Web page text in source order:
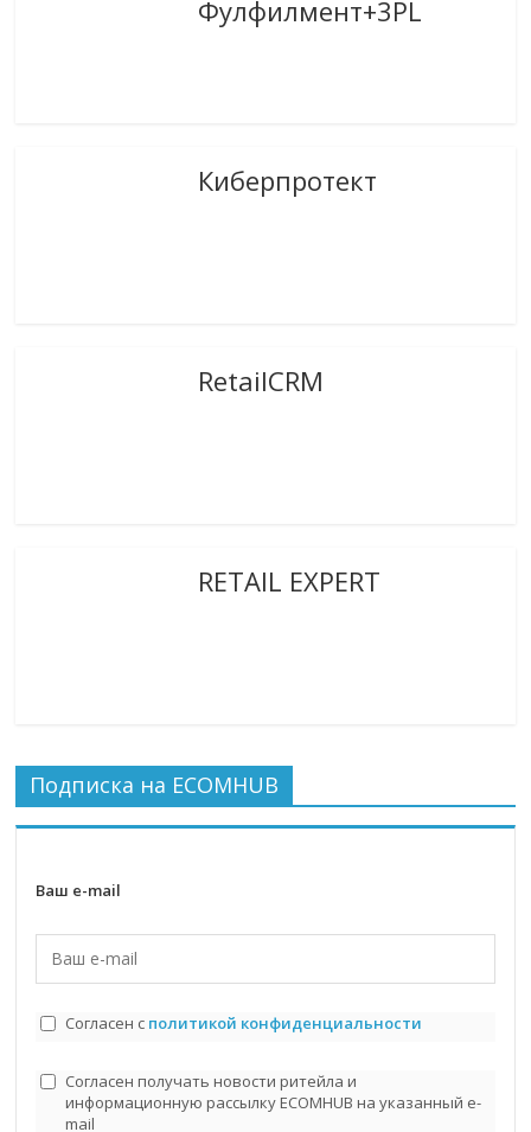
Фулфилмент+3PL
Киберпротект
RetailCRM
RETAIL EXPERT
Подписка на ECOMHUB
Ваш e-mail
Согласен с политикой конфиденциальности
Согласен получать новости ритейла и
информационную рассылку ECOMHUB на указанный e-
mail